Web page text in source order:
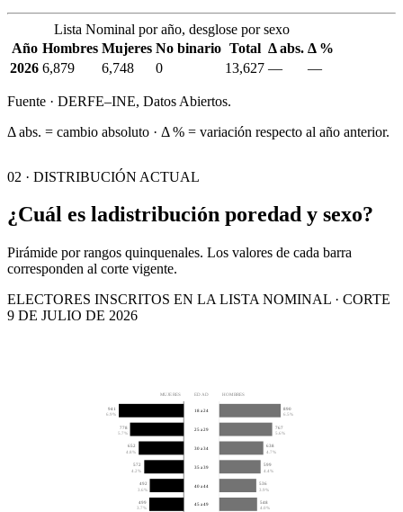
Lista Nominal por año, desglose por sexo
Año Hombres Mujeres No binario Total Δ abs. Δ %
2026 6,879 6,748 0 13,627 — —
Fuente · DERFE–INE, Datos Abiertos.
Δ abs. = cambio absoluto · Δ % = variación respecto al año anterior.
02 · DISTRIBUCIÓN ACTUAL
¿Cuál es ladistribución poredad y sexo?
Pirámide por rangos quinquenales. Los valores de cada barra
corresponden al corte vigente.
ELECTORES INSCRITOS EN LA LISTA NOMINAL · CORTE
9 DE JULIO DE 2026
MUJERES EDAD HOMBRES
941
6.9%
890
6.5%
18 a 24
778
5.7%
767
5.6%
25 a 29
652
4.8%
638
4.7%
30 a 34
572
4.2%
599
4.4%
35 a 39
492
3.6%
536
3.9%
40 a 44
499
3.7%
548
4.0%
45 a 49